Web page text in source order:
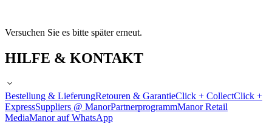
Versuchen Sie es bitte später erneut.
HILFE & KONTAKT
Bestellung & LieferungRetouren & GarantieClick + CollectClick +
ExpressSuppliers @ ManorPartnerprogrammManor Retail
MediaManor auf WhatsApp